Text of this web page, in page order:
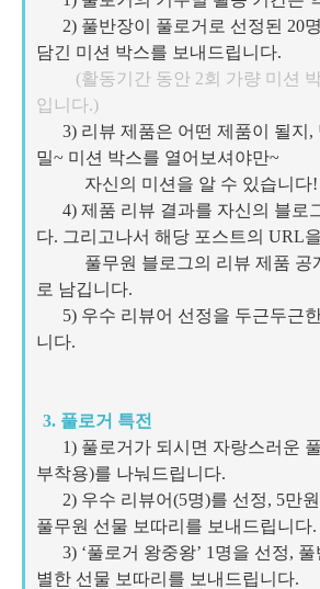
2) 풀반장이 풀로거로 선정된 20명
담긴 미션 박스를 보내드립니다.
(활동기간 동안 2회 가량 미션
입니다.)
3) 리뷰 제품은 어떤 제품이 될지,
밀~ 미션 박스를 열어보셔야만~
자신의 미션을 알 수 있습니다!
4) 제품 리뷰 결과를 자신의 블로
다. 그리고나서 해당 포스트의 URL을
풀무원 블로그의 리뷰 제품 공
로 남깁니다.
5) 우수 리뷰어 선정을 두근두근
니다.
3. 풀로거 특전
1) 풀로거가 되시면 자랑스러운
부착용)를 나눠드립니다.
2) 우수 리뷰어(5명)를 선정, 5만
풀무원 선물 보따리를 보내드립니다.
3) ‘풀로거 왕중왕’ 1명을 선정, 풀
별한 선물 보따리를 보내드립니다.